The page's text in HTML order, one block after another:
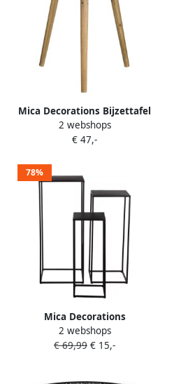
Mica Decorations Bijzettafel
krukje gerecycled hout H42
x D40 cm Bijzettafels
2 webshops
€ 47,-
78%
Mica Decorations
Bijzettafels
plantenstandaards 3x
2 webshops
€ 69,99 € 15,-